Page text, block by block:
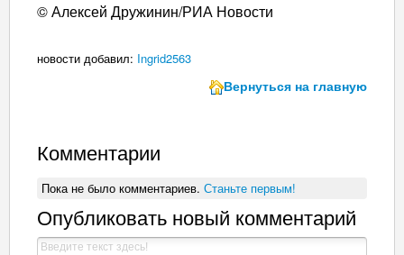
© Алексей Дружинин/РИА Новости
новости добавил: Ingrid2563
Вернуться на главную
Комментарии
Пока не было комментариев.Станьте первым!
Опубликовать новый комментарий